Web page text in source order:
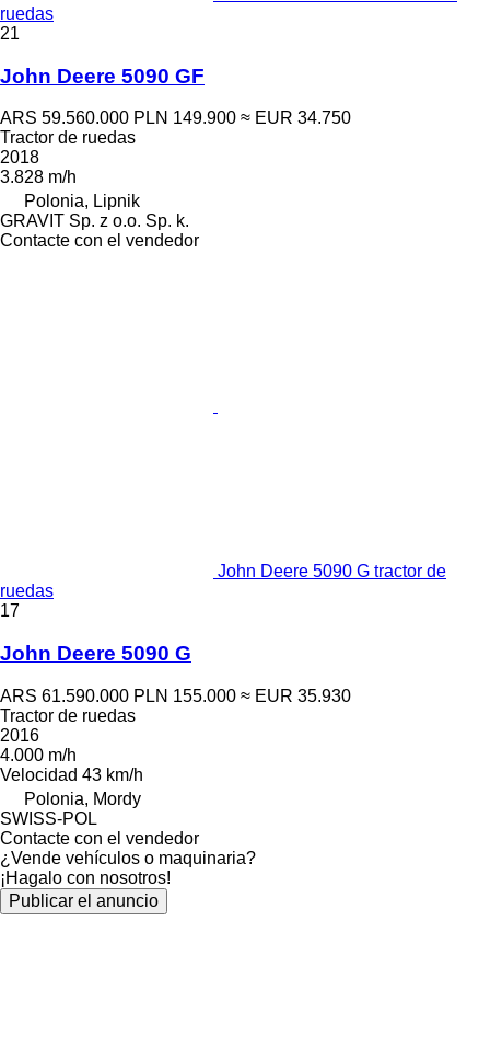
ruedas
21
John Deere 5090 GF
ARS 59.560.000 PLN 149.900 ≈ EUR 34.750
Tractor de ruedas
2018
3.828 m/h
Polonia, Lipnik
GRAVIT Sp. z o.o. Sp. k.
Contacte con el vendedor
John Deere 5090 G tractor de
ruedas
17
John Deere 5090 G
ARS 61.590.000 PLN 155.000 ≈ EUR 35.930
Tractor de ruedas
2016
4.000 m/h
Velocidad 43 km/h
Polonia, Mordy
SWISS-POL
Contacte con el vendedor
¿Vende vehículos o maquinaria?
¡Hagalo con nosotros!
Publicar el anuncio